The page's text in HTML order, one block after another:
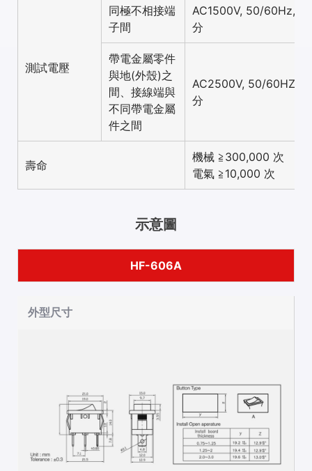
測試電壓
同極不相接端
子間
AC1500V, 50/60Hz, 1
分
帶電金屬零件
與地(外殼)之
間、接線端與
不同帶電金屬
件之間
AC2500V, 50/60HZ, 1
分
壽命
機械 ≧300,000 次
電氣 ≧10,000 次
示意圖
HF-606A
外型尺寸